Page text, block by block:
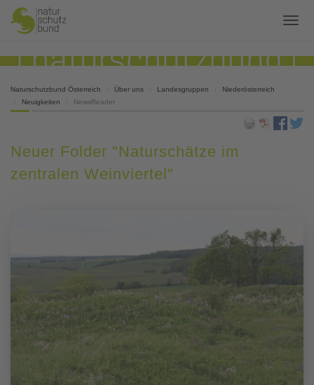
Naturschutzbund Österreich Über uns Landesgruppen
Niederösterreich
Neuigkeiten
NewsReader
Neuer Folder "Naturschätze im
zentralen Weinviertel"